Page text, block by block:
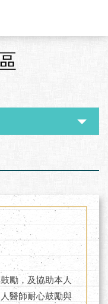
勵，及協助本人
醫師耐心鼓勵與